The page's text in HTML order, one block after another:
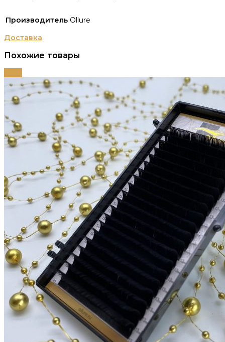
Производитель Ollure
Доставка
Похожие товары